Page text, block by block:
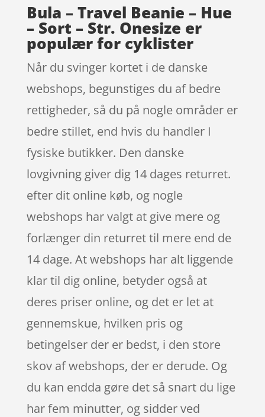
Bula – Travel Beanie – Hue
– Sort – Str. Onesize er
populær for cyklister
Når du svinger kortet i de danske
webshops, begunstiges du af bedre
rettigheder, så du på nogle områder er
bedre stillet, end hvis du handler I
fysiske butikker. Den danske
lovgivning giver dig 14 dages returret.
efter dit online køb, og nogle
webshops har valgt at give mere og
forlænger din returret til mere end de
14 dage. At webshops har alt liggende
klar til dig online, betyder også at
deres priser online, og det er let at
gennemskue, hvilken pris og
betingelser der er bedst, i den store
skov af webshops, der er derude. Og
du kan endda gøre det så snart du lige
har fem minutter, og sidder ved